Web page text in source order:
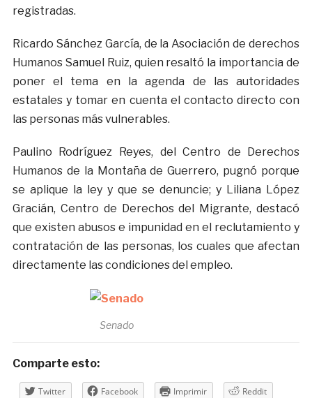
registradas.
Ricardo Sánchez García, de la Asociación de derechos
Humanos Samuel Ruiz, quien resaltó la importancia de
poner el tema en la agenda de las autoridades
estatales y tomar en cuenta el contacto directo con
las personas más vulnerables.
Paulino Rodríguez Reyes, del Centro de Derechos
Humanos de la Montaña de Guerrero, pugnó porque
se aplique la ley y que se denuncie; y Liliana López
Gracián, Centro de Derechos del Migrante, destacó
que existen abusos e impunidad en el reclutamiento y
contratación de las personas, los cuales que afectan
directamente las condiciones del empleo.
Senado
Comparte esto:
Twitter Facebook Imprimir
Reddit